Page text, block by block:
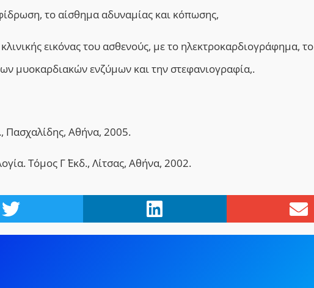
το αίσθημα αδυναμίας και κόπωσης,
εικόνας του ασθενούς, με το ηλεκτροκαρδιογράφημα, το
μυοκαρδιακών ενζύμων και την στεφανιογραφία,.
Πασχαλίδης, Αθήνα, 2005.
Τόμος Γ΄ Εκδ., Λίτσας, Αθήνα, 2002.